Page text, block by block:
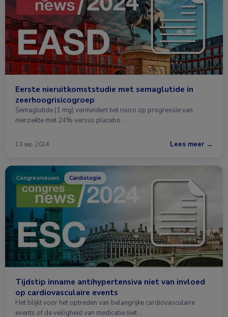
Eerste nieruitkomststudie met semaglutide in
zeerhoogrisicogroep
Semaglutide (1 mg) vermindert het risico op progressie van
nierziekte met 24% versus placebo …
13 sep. 2024 Lees meer →
Congresnieuws Cardiologie
Tijdstip inname antihypertensiva niet van invloed
op cardiovasculaire events
Het blijkt voor het optreden van belangrijke cardiovasculaire
events of de veiligheid van medicatie niet …